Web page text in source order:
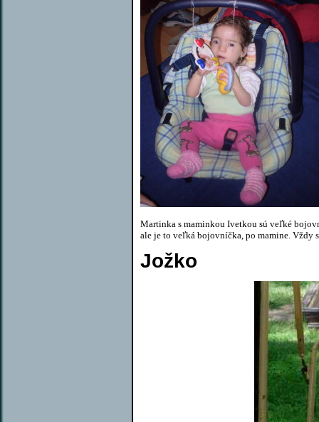
Martinka s maminkou Ivetkou sú veľké
ale je to veľká bojovníčka, po mamine. Vždy
Jožko